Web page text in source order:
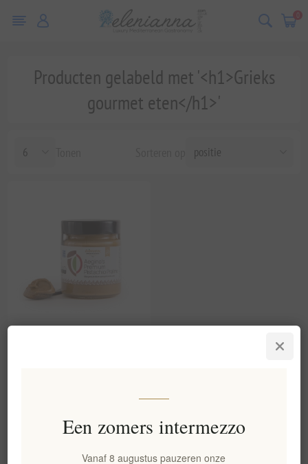
0
Producten gelabeld met '<h1>Grieks
gourmet eten</h1>'
€9,20 excl. BTW
gelijk aan €46,00 per 1 kg(s)
Een zomers intermezzo
Vanaf 8 augustus pauzeren onze